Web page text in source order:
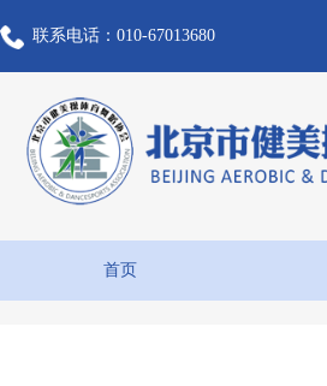
联系电话：010-67013680
首页